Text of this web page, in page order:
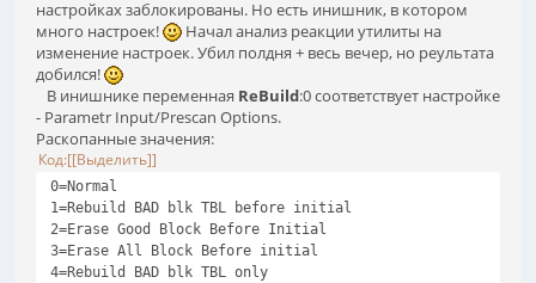
настройках заблокированы. Но есть инишник, в котором
много настроек!
Начал анализ реакции утилиты на
изменение настроек. Убил полдня + весь вечер, но реультата
добился!
В инишнике переменная ReBuild:0 соответствует настройке
- Parametr Input/Prescan Options.
Раскопанные значения:
Код [Выделить]
0=Normal
1=Rebuild BAD blk TBL before initial
2=Erase Good Block Before Initial
3=Erase All Block Before initial
4=Rebuild BAD blk TBL only